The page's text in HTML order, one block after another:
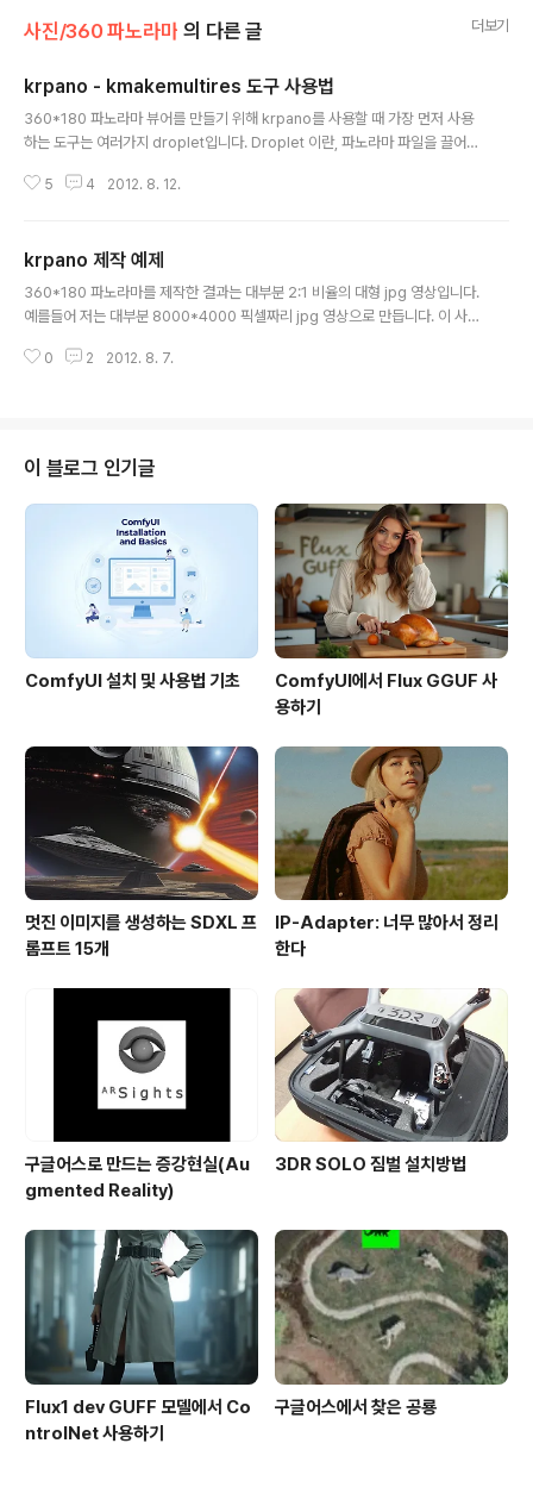
사진/360 파노라마 의 다른 글 더보기
krpano - kmakemultires 도구 사용법
360*180 파노라마 뷰어를 만들기 위해 krpano를 사용할 때 가장 먼저 사용
하는 도구는 여러가지 droplet입니다. Droplet 이란, 파노라마 파일을 끌어다
면 왠만큼 쓸만한 파노라마 뷰어파일을 만들 수 있습니다. MAKE PANO (NO
5 공용 MAKE PANO (MULTIRES) Droplet - 다중해상도 파노라마용. 필요
한 부분만 먼저 읽어들인 뒤 실행. (속도가 빠름). 파노라마 파일의 크기 제한이
없음. Flash/HTML5 공용 MA..
5 4 2012. 8. 12.
krpano 제작 예제
360*180 파노라마를 제작한 결과는 대부분 2:1 비율의 대형 jpg 영상입니다.
예를들어 저는 대부분 8000*4000 픽셀짜리 jpg 영상으로 만듭니다. 이 사진
가 있을 뿐 아니라, 특히 위아래 부분은 엄청나게 왜곡이 되어 있어 불편할 수 있
ties.net 에 파노라마를 올려서 공유해왔습니다. 원래 이 사이트는 아마존의 서
버를 이용하고 있는데, 최근에는 다중서버를 이용하는 방식(CD..
0 2 2012. 8. 7.
이 블로그 인기글
ComfyUI 설치 및 사용법 기초
ComfyUI에서 Flux GGUF 사
용하기
멋진 이미지를 생성하는 SDXL 프
롬프트 15개
IP-Adapter: 너무 많아서 정리
한다
구글어스로 만드는 증강현실(Au
gmented Reality)
3DR SOLO 짐벌 설치방법
Flux1 dev GUFF 모델에서 Co
ntrolNet 사용하기
구글어스에서 찾은 공룡